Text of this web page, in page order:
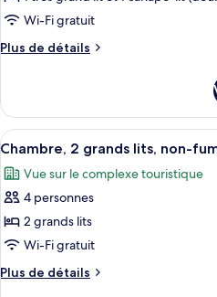
Suite
Club
Access,
type
de
1
très
grand
lit
et
1
canapé-
lit,
non-
Wi-Fi gratuit
Plus de détails
Plus
le
type
de
Chambre,
grand
lit
1
Afficher
toutes
les
photos
pour
ce
type
de
3
Chambre, 2 grands lits, non-
Vue sur le complexe touristique
4 personnes
2 grands lits
Wi-Fi gratuit
Plus de détails
Plus